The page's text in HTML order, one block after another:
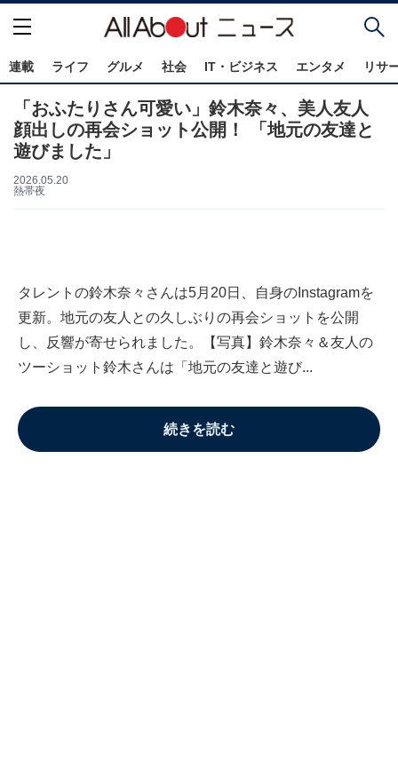
連載 ライフ グルメ 社会 IT・ビジネス エンタメ リサ
「おふたりさん可愛い」鈴木奈々、美人友人
顔出しの再会ショット公開！ 「地元の友達と
遊びました」
2026.05.20
熱帯夜
タレントの鈴木奈々さんは5月20日、自身のInstagramを
更新。地元の友人との久しぶりの再会ショットを公開
し、反響が寄せられました。【写真】鈴木奈々＆友人の
ツーショット鈴木さんは「地元の友達と遊び...
続きを読む